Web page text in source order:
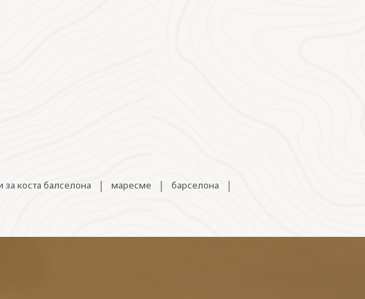
за коста балселона | маресме | барселона |